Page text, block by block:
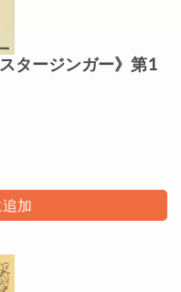
タージンガー》第1
加